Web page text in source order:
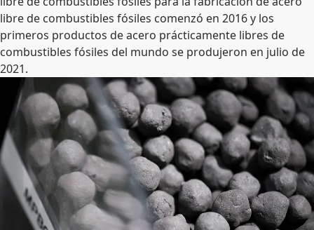
libre de combustibles fósiles comenzó en 2016 y los
primeros productos de acero prácticamente libres de
combustibles fósiles del mundo se produjeron en julio de
2021.